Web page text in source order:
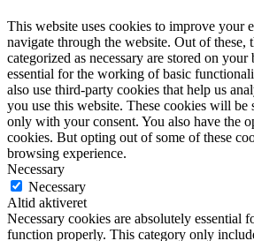
This website uses cookies to improve your
navigate through the website. Out of these,
categorized as necessary are stored on your
essential for the working of basic
also use third-party cookies that help us
you use this website. These cookies will be
only with your consent. You also have the
cookies. But opting out of some of these
browsing experience.
Necessary
Necessary
Altid aktiveret
Necessary cookies are absolutely essential
function properly. This category only